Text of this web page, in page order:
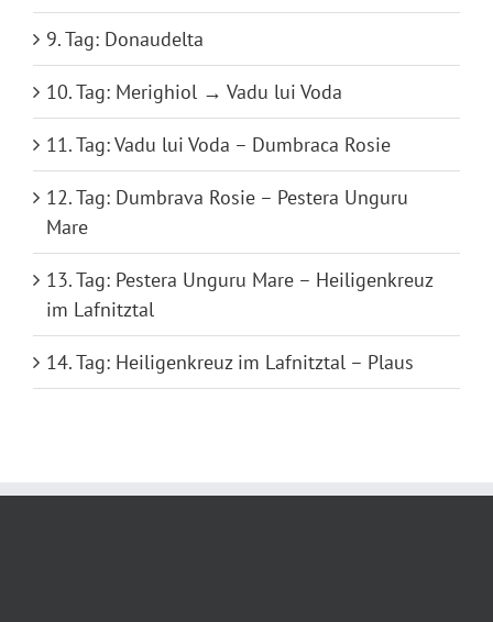
9. Tag: Donaudelta
10. Tag: Merighiol → Vadu lui Voda
11. Tag: Vadu lui Voda – Dumbraca Rosie
12. Tag: Dumbrava Rosie – Pestera Unguru
Mare
13. Tag: Pestera Unguru Mare – Heiligenkreuz
im Lafnitztal
14. Tag: Heiligenkreuz im Lafnitztal – Plaus